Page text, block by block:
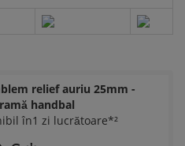
relief auriu 25mm -
handbal
în1 zi lucrătoare*²